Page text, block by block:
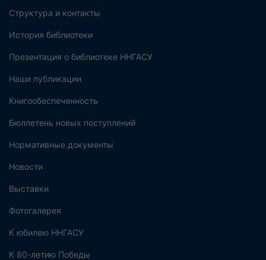
Структура и контакты
История библиотеки
Презентация о библиотеке ННГАСУ
Наши публикации
Книгообеспеченность
Бюллетень новых поступлений
Нормативные документы
Новости
Выставки
Фотогалерея
К юбилею ННГАСУ
К 80-летию Победы